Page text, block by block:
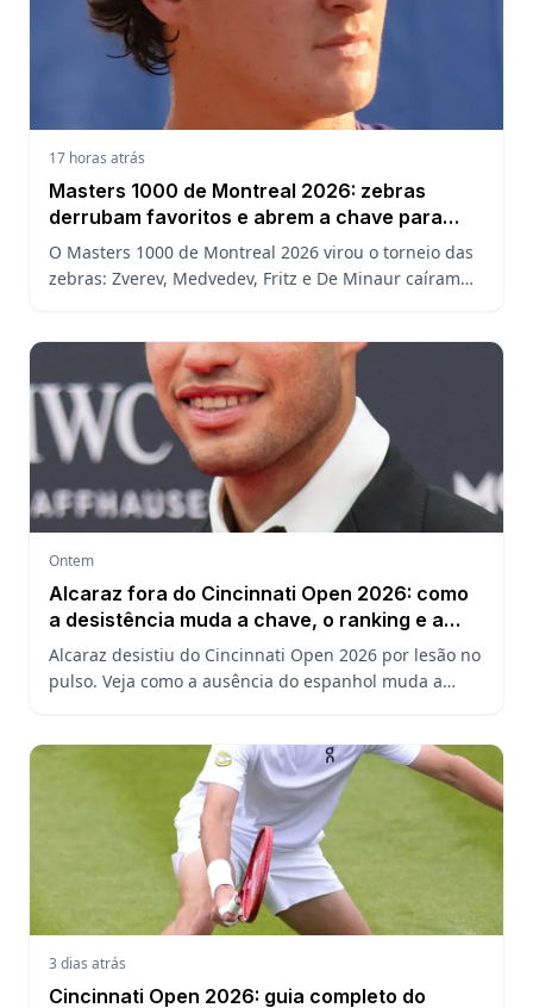
17 horas atrás
Masters 1000 de Montreal 2026: zebras
derrubam favoritos e abrem a chave para
João Fonseca
O Masters 1000 de Montreal 2026 virou o torneio das
zebras: Zverev, Medvedev, Fritz e De Minaur caíram
Ontem
Alcaraz fora do Cincinnati Open 2026: como
a desistência muda a chave, o ranking e a
defesa do US Open
Alcaraz desistiu do Cincinnati Open 2026 por lesão no
pulso. Veja como a ausência do espanhol muda a
3 dias atrás
Cincinnati Open 2026: guia completo do